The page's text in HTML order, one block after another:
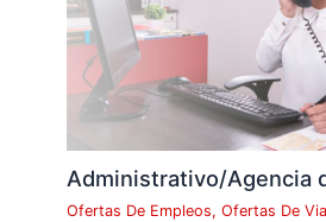
Administrativo/Agencia
Ofertas De Empleos,Ofertas De